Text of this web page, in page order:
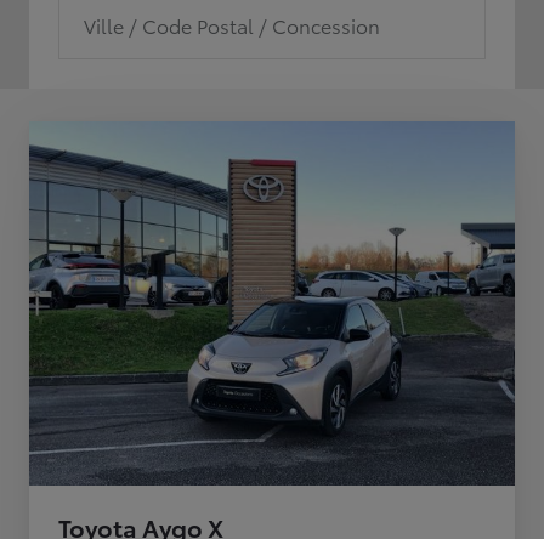
Ville / Code Postal / Concession
Toyota Aygo X